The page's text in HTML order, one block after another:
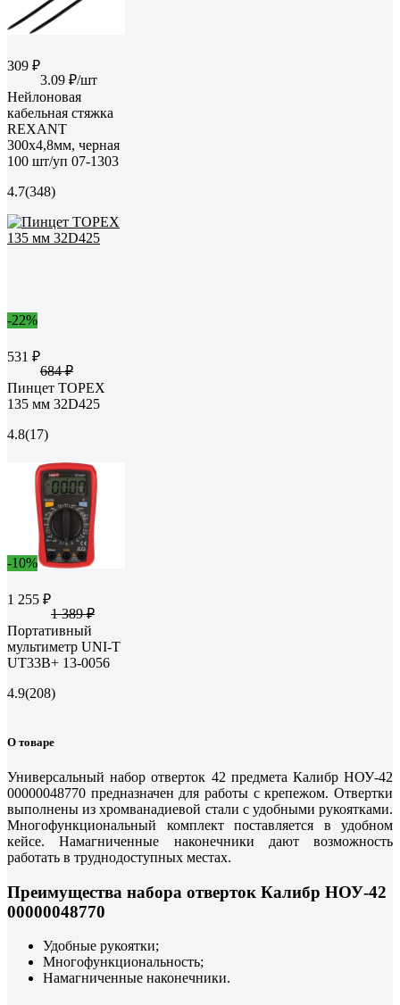
309 ₽
3.09 ₽/шт
Нейлоновая
кабельная стяжка
REXANT
300x4,8мм, черная
100 шт/уп 07-1303
4.7(348)
-22%
531 ₽
684 ₽
Пинцет TOPEX
135 мм 32D425
4.8(17)
-10%
1 255 ₽
1 389 ₽
Портативный
мультиметр UNI-T
UT33B+ 13-0056
4.9(208)
О товаре
Универсальный набор отверток 42 предмета Калибр НОУ-42
00000048770 предназначен для работы с крепежом. Отвертки
выполнены из хромванадиевой стали с удобными рукоятками.
Многофункциональный комплект поставляется в удобном
кейсе. Намагниченные наконечники дают возможность
работать в труднодоступных местах.
Преимущества набора отверток Калибр НОУ-42
00000048770
Удобные рукоятки;
Многофункциональность;
Намагниченные наконечники.